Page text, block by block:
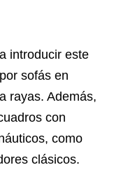
introducir este
sofás en
rayas. Además,
con
como
clásicos.